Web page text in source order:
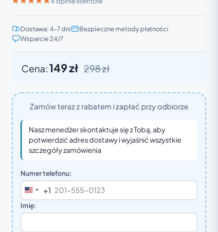
Dostawa: 4–7 dni
Bezpieczne metody płatności
Wsparcie 24/7
Cena:149 zł 298 zł
Zamów teraz z rabatem i zapłać przy odbiorze
Nasz menedżer skontaktuje się z Tobą, aby
potwierdzić adres dostawy i wyjaśnić wszystkie
szczegóły zamówienia
Numer telefonu:
United
States
+1
Imię: